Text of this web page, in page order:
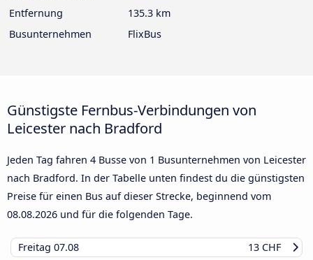
Entfernung
135.3 km
Busunternehmen
FlixBus
Günstigste Fernbus-Verbindungen von
Leicester nach Bradford
Jeden Tag fahren 4 Busse von 1 Busunternehmen von Leicester
nach Bradford. In der Tabelle unten findest du die günstigsten
Preise für einen Bus auf dieser Strecke, beginnend vom
08.08.2026 und für die folgenden Tage.
Freitag 07.08
13 CHF